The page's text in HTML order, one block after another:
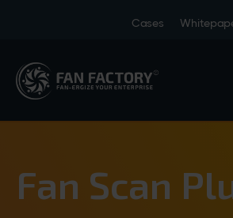
Cases
Fan Scan